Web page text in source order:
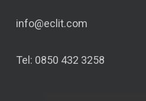
info@eclit.com
Tel: 0850 432 3258